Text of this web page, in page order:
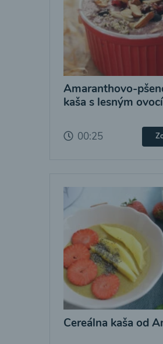
Amaranthovo-
kaša s lesným
00:25
Cereálna kaša od